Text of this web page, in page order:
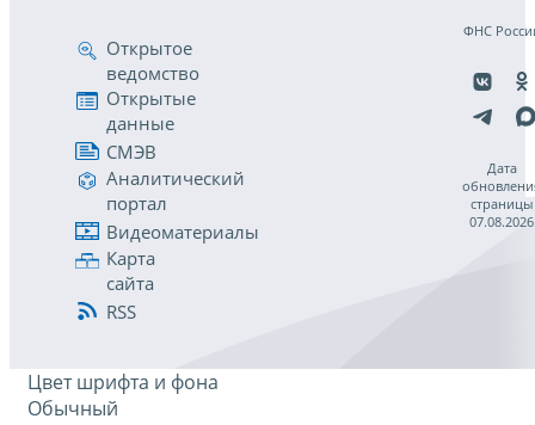
Открытое
ведомство
Открытые
данные
СМЭВ
Аналитический
портал
Видеоматериалы
Карта
сайта
RSS
ФНС
Дата
страницы
07.08.2026
Цвет шрифта и фона
Обычный